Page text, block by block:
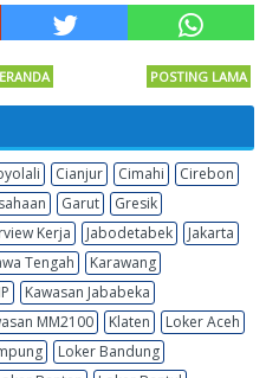
POSTING LAMA
Cianjur Cimahi
Cirebon
Garut
Gresik
Kerja Jabodetabek
Jakarta
Tengah
Karawang
Kawasan Jababeka
MM2100 Klaten
Loker Aceh
Loker Bandung